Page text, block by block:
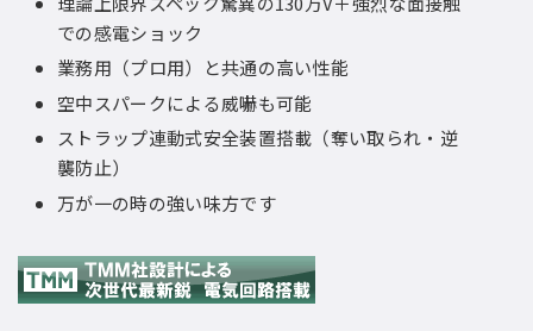
での感電ショック
業務用（プロ用）と共通の高い性能
空中スパークによる威嚇も可能
ストラップ連動式安全装置搭載（奪い取られ・逆
襲防止）
万が一の時の強い味方です